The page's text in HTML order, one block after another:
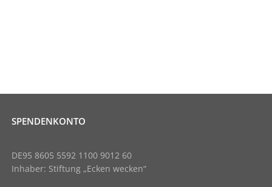
SPENDENKONTO
DE95 8605 5592 1100 9012 60
Inhaber: Stiftung „Ecken wecken“